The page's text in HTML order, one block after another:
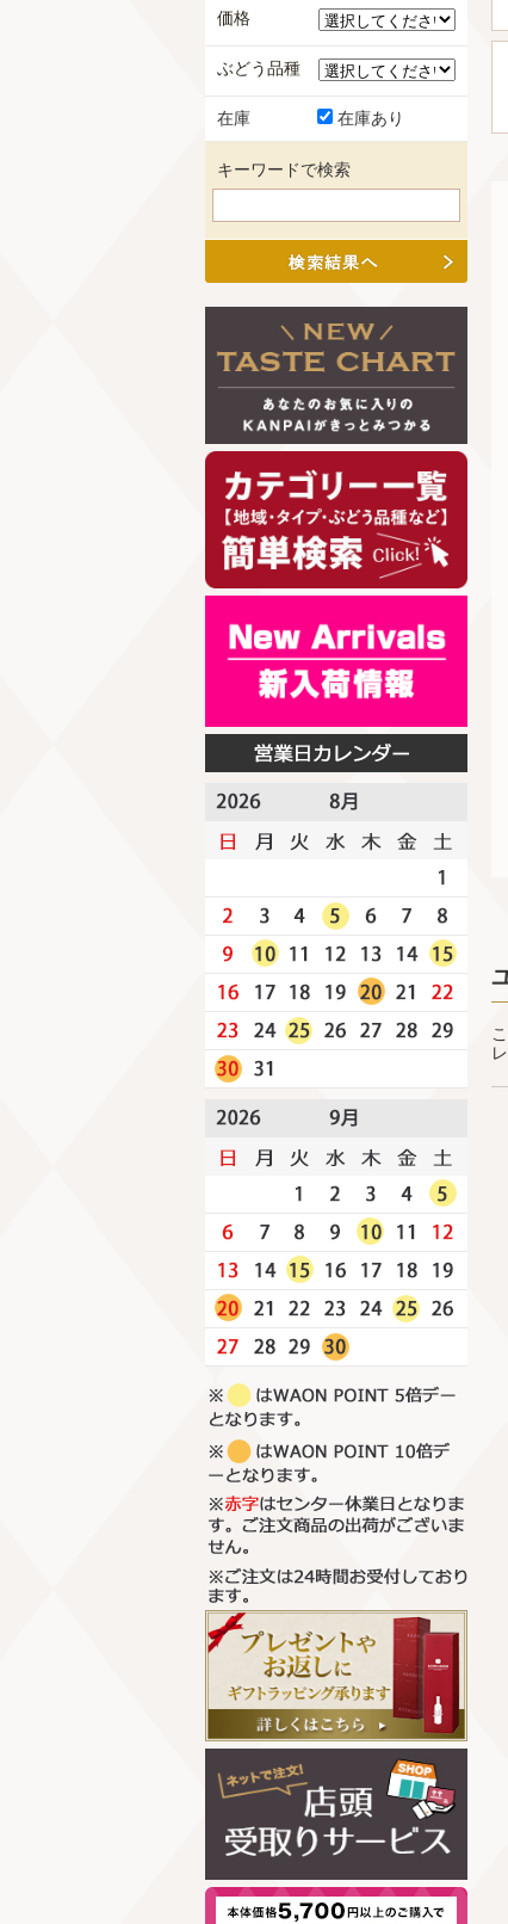
価格
ぶどう品種
在庫 在庫あり
キーワードで検索